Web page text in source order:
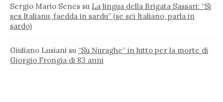
Sergio Mario Senes su La lingua della Brigata Sassari: “Si
ses Italianu, faedda in sardu” (se sei Italiano, parla in
sardo)
Giuliano Lusiani su “Su Nuraghe” in lutto per la morte di
Giorgio Frongia di 83 anni